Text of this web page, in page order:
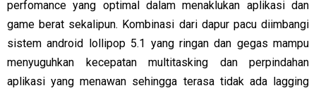
perfomance yang optimal dalam menaklukan aplikasi dan
game berat sekalipun. Kombinasi dari dapur pacu diimbangi
sistem android lollipop 5.1 yang ringan dan gegas mampu
menyuguhkan kecepatan multitasking dan perpindahan
aplikasi yang menawan sehingga terasa tidak ada lagging